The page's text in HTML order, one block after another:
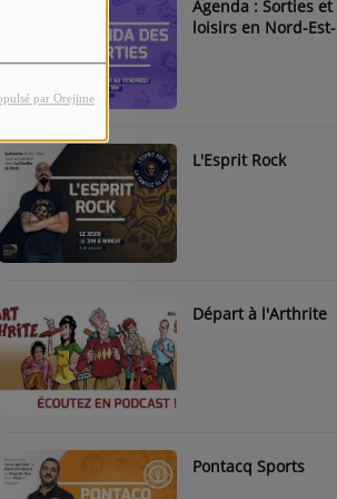
par Orejime
Agenda : Sorties et
loisirs en Nord-Est-
L'Esprit Rock
Départ à l'Arthrite
Pontacq Sports